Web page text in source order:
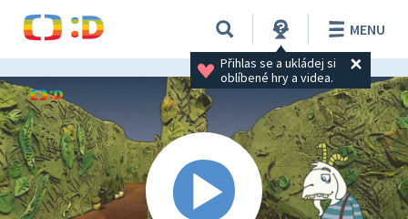
Přihlas se a ukládej si
oblíbené hry a videa.
MENU